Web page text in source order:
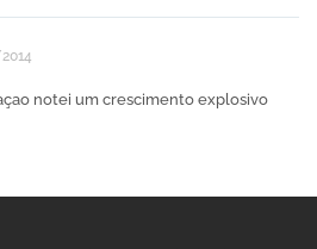
notei um crescimento explosivo